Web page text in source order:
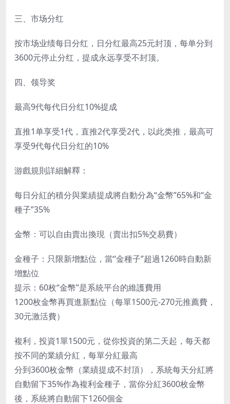
三、市场分红
按市场业绩每日分红，日分红最高25元封顶，每单分到
3600元停止分红，提成永远享受不封顶。
四、领导奖
最高9代每代日分红10%提成
直推1单享受1代，直推2代享受2代，以此类推，最高可
享受9代每代日分红的10%
游戲規則詳細解釋：
每日分紅的積分與業績提成將自動分為“金幣”65%和“金
種子”35%
金幣：可以自由賣出換現（賣出扣5%交易費）
金種子：只限新增點位，當“金種子”超過1260時自動新
增點位
提示：60枚“金幣”是系統平台的維護費用
1200枚金幣再買進新點位（每單1500元-270元推薦費，
30元激活費）
複利，投資1單1500元，從你投資的第二天起，每天都
按不同的業績分紅，每單分紅最高
分到3600枚金幣（業績提成不封頂），系統每天分紅將
自動留下35%作為複利金種子，當你分紅3600枚金幣
後，系統將自動留下1260個金